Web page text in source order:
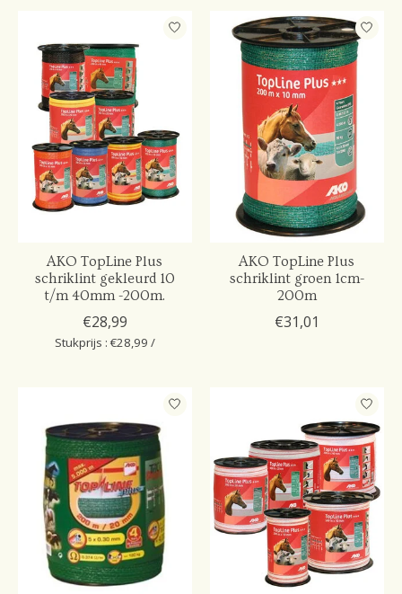
AKO TopLine Plus
schriklint gekleurd 10
t/m 40mm -200m.
€28,99
Stukprijs : €28,99 /
AKO TopLine Plus
schriklint groen 1cm-
200m
€31,01